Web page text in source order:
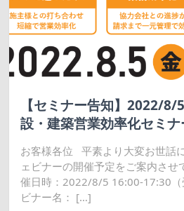
【セミナー告知】2022/
設・建築営業効率化セミナ
お客様各位 平素より大変お世話
ェビナーの開催予定をご案内さ
催日時：2022/8/5 16:00-17:30
ビナー名： […]